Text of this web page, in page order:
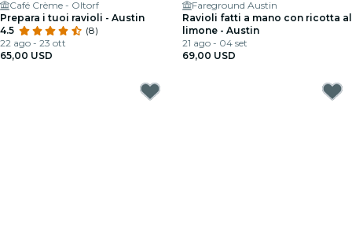
Café Crème - Oltorf
Prepara i tuoi ravioli - Austin
4.5
(8)
22 ago - 23 ott
65,00 USD
Fareground Austin
Ravioli fatti a mano con ricotta al
limone - Austin
21 ago - 04 set
69,00 USD